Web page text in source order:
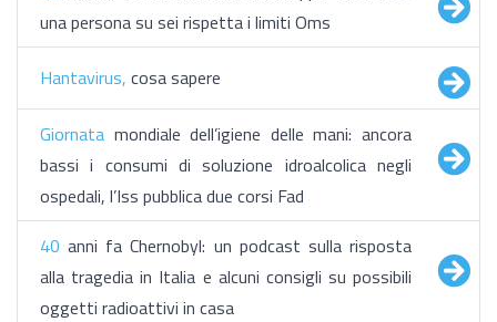
una persona su sei rispetta i limiti Oms
Hantavirus, cosa sapere
Giornata mondiale dell’igiene delle mani: ancora
bassi i consumi di soluzione idroalcolica negli
ospedali, l’Iss pubblica due corsi Fad
40 anni fa Chernobyl: un podcast sulla risposta
alla tragedia in Italia e alcuni consigli su possibili
oggetti radioattivi in casa